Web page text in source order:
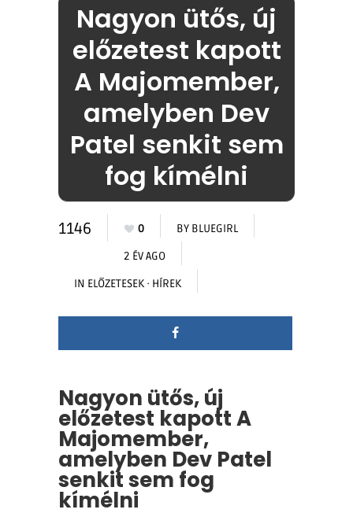
Nagyon ütős, új
előzetest kapott
A Majomember,
amelyben Dev
Patel senkit sem
fog kímélni
1146 0 BY BLUEGIRL
2 ÉV AGO
IN ELŐZETESEK · HÍREK
Nagyon ütős, új
előzetest kapott A
Majomember,
amelyben Dev Patel
senkit sem fog
kímélni